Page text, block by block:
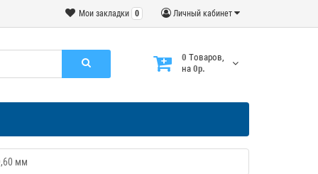
Личный кабинет
Мои закладки 0
0 Tоваров,
на 0р.
мм